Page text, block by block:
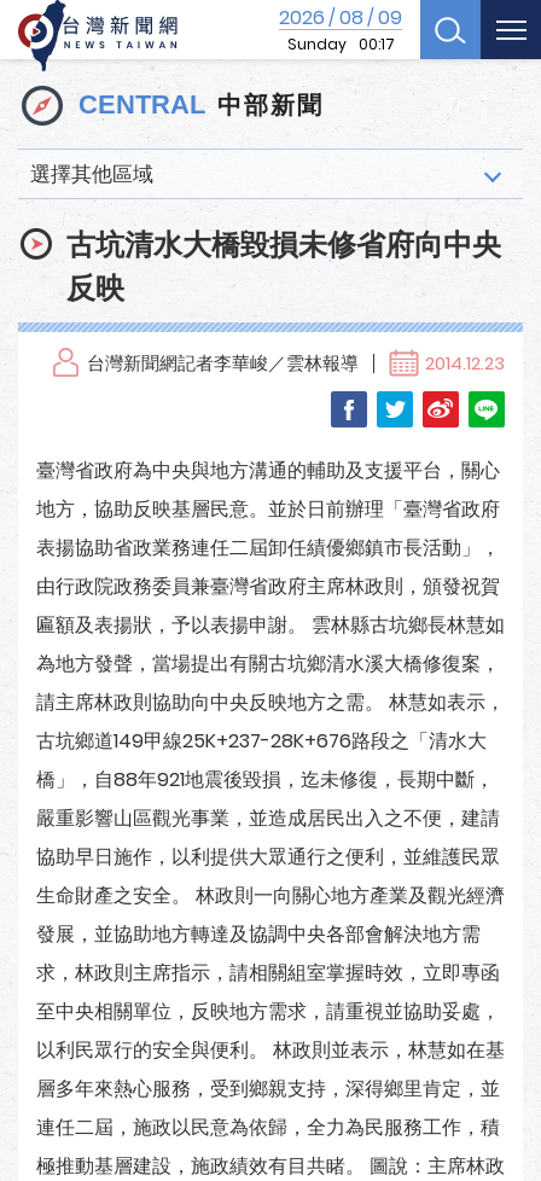
2026/08/09
Sunday 00:17
CENTRAL 中部新聞
選擇其他區域
古坑清水大橋毀損未修省府向中央
反映
台灣新聞網記者李華峻／雲林報導 2014.12.23
臺灣省政府為中央與地方溝通的輔助及支援平台，關心
地方，協助反映基層民意。並於日前辦理「臺灣省政府
表揚協助省政業務連任二屆卸任績優鄉鎮市長活動」，
由行政院政務委員兼臺灣省政府主席林政則，頒發祝賀
匾額及表揚狀，予以表揚申謝。 雲林縣古坑鄉長林慧如
為地方發聲，當場提出有關古坑鄉清水溪大橋修復案，
請主席林政則協助向中央反映地方之需。 林慧如表示，
古坑鄉道149甲線25K+237-28K+676路段之「清水大
橋」，自88年921地震後毀損，迄未修復，長期中斷，
嚴重影響山區觀光事業，並造成居民出入之不便，建請
協助早日施作，以利提供大眾通行之便利，並維護民眾
生命財產之安全。 林政則一向關心地方產業及觀光經濟
發展，並協助地方轉達及協調中央各部會解決地方需
求，林政則主席指示，請相關組室掌握時效，立即專函
至中央相關單位，反映地方需求，請重視並協助妥處，
以利民眾行的安全與便利。 林政則並表示，林慧如在基
層多年來熱心服務，受到鄉親支持，深得鄉里肯定，並
連任二屆，施政以民意為依歸，全力為民服務工作，積
極推動基層建設，施政績效有目共睹。 圖說：主席林政